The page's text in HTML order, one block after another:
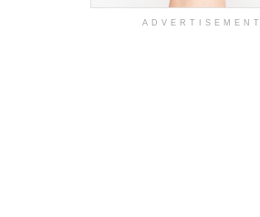
ADVERTISEMENT